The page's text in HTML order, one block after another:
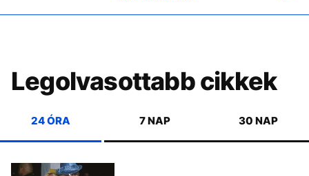
Legolvasottabb cikkek
24 ÓRA 7 NAP 30 NAP